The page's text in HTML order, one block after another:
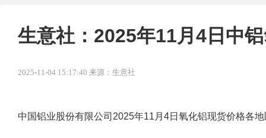
生意社：2025年11月4日中
2025-11-04 15:17:40 来源：生意社
中国铝业股份有限公司2025年11月4日氧化铝现货价格各